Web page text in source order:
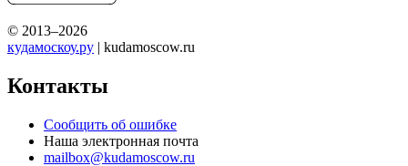
© 2013–2026
кудамоскоу.ру | kudamoscow.ru
Контакты
Сообщить об ошибке
Наша электронная почта
mailbox@kudamoscow.ru